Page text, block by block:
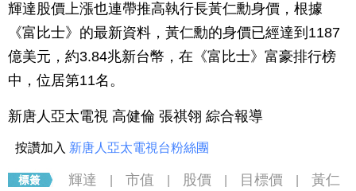
輝達股價上漲也連帶推高執行長黃仁勳身價，根據
《富比士》的最新資料，黃仁勳的身價已經達到1187
億美元，約3.84兆新台幣，在《富比士》富豪排行榜
中，位居第11名。
新唐人亞太電視 高健倫 張祺翎 綜合報導
按讚加入 新唐人亞太電視台粉絲團
輝達 市值 股價 目標價
黃仁